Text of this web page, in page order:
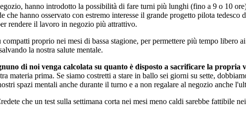
hanno introdotto la possibilità di fare turni più lunghi (fino a 9 o 10
che hanno osservato con estremo interesse il grande progetto pilota
rendere il lavoro in negozio più attrattivo.
proprio nei mesi di bassa stagione, per permettere più tempo libero
la nostra salute mentale.
di noi venga calcolata su quanto è disposto a sacrificare la propria
materia prima. Se siamo costretti a stare in ballo sei giorni su sette,
spazi mentali anche durante il turno e a non regalare al negozio anche
che un test sulla settimana corta nei mesi meno caldi sarebbe fattibile